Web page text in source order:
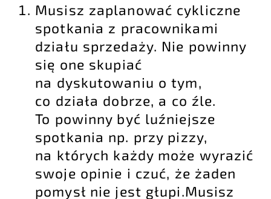
Musisz zaplanować cykliczne
spotkania z pracownikami
działu sprzedaży. Nie powinny
się one skupiać
na dyskutowaniu o tym,
co działa dobrze, a co źle.
To powinny być luźniejsze
spotkania np. przy pizzy,
na których każdy może wyrazić
swoje opinie i czuć, że żaden
pomysł nie jest głupi.Musisz